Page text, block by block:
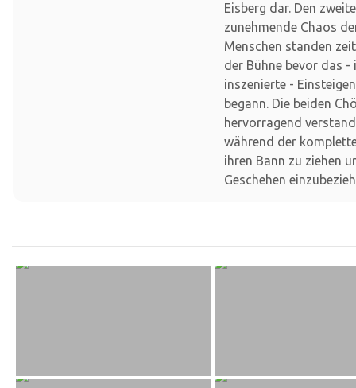
Eisberg dar. Den
zunehmende Chaos
Menschen standen
der Bühne bevor das
inszenierte -
begann. Die beiden
hervorragend
während der
ihren Bann zu ziehen
Geschehen